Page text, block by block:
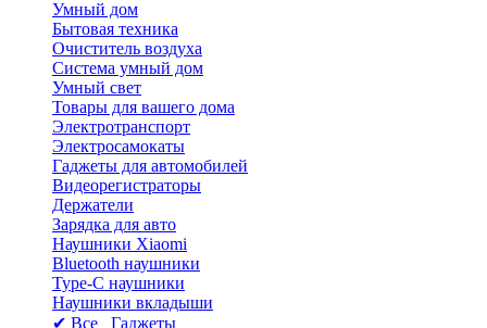
Умный дом
Бытовая техника
Очиститель воздуха
Система умный дом
Умный свет
Товары для вашего дома
Электротранспорт
Электросамокаты
Гаджеты для автомобилей
Видеорегистраторы
Держатели
Зарядка для авто
Наушники Xiaomi
Bluetooth наушники
Type-C наушники
Наушники вкладыши
✔ Все Гаджеты